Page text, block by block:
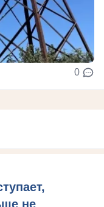
0
не